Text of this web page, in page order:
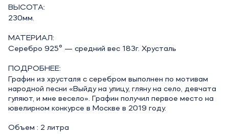
ВЫСОТА:
230мм.
МАТЕРИАЛ:
Серебро 925° — средний вес 183г. Хрусталь
ПОДРОБНЕЕ:
Графин из хрусталя с серебром выполнен по мотивам
народной песни «Выйду на улицу, гляну на село, девчата
гуляют, и мне весело». Графин получил первое место на
ювелирном конкурсе в Москве в 2019 году.
Объем : 2 литра